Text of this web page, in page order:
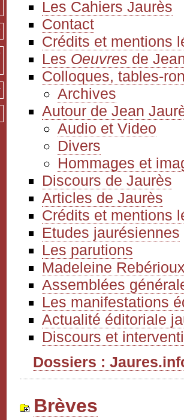
Les Cahiers Jaurès
Contact
Crédits et mentions
Les Oeuvres de
Colloques, tables-
Archives
Autour de Jean
Audio et Video
Divers
Hommages et
Discours de Jaurès
Articles de Jaurès
Crédits et mentions
Etudes jaurésiennes
Les parutions
Madeleine
Assemblées
Les manifestations
Actualité éditoriale
Discours et
Dossiers :
Brèves